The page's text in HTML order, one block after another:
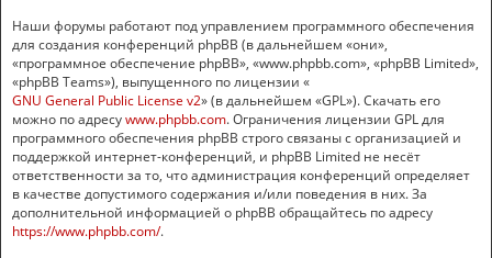
Наши форумы работают под управлением программного обеспечения
для создания конференций phpBB (в дальнейшем «они»,
«программное обеспечение phpBB», «www.phpbb.com», «phpBB Limited»,
«phpBB Teams»), выпущенного по лицензии «
GNU General Public License v2» (в дальнейшем «GPL»). Скачать его
можно по адресуwww.phpbb.com. Ограничения лицензии GPL для
программного обеспечения phpBB строго связаны с организацией и
поддержкой интернет-конференций, и phpBB Limited не несёт
ответственности за то, что администрация конференций определяет
в качестве допустимого содержания и/или поведения в них. За
дополнительной информацией о phpBB обращайтесь по адресу
https://www.phpbb.com/.